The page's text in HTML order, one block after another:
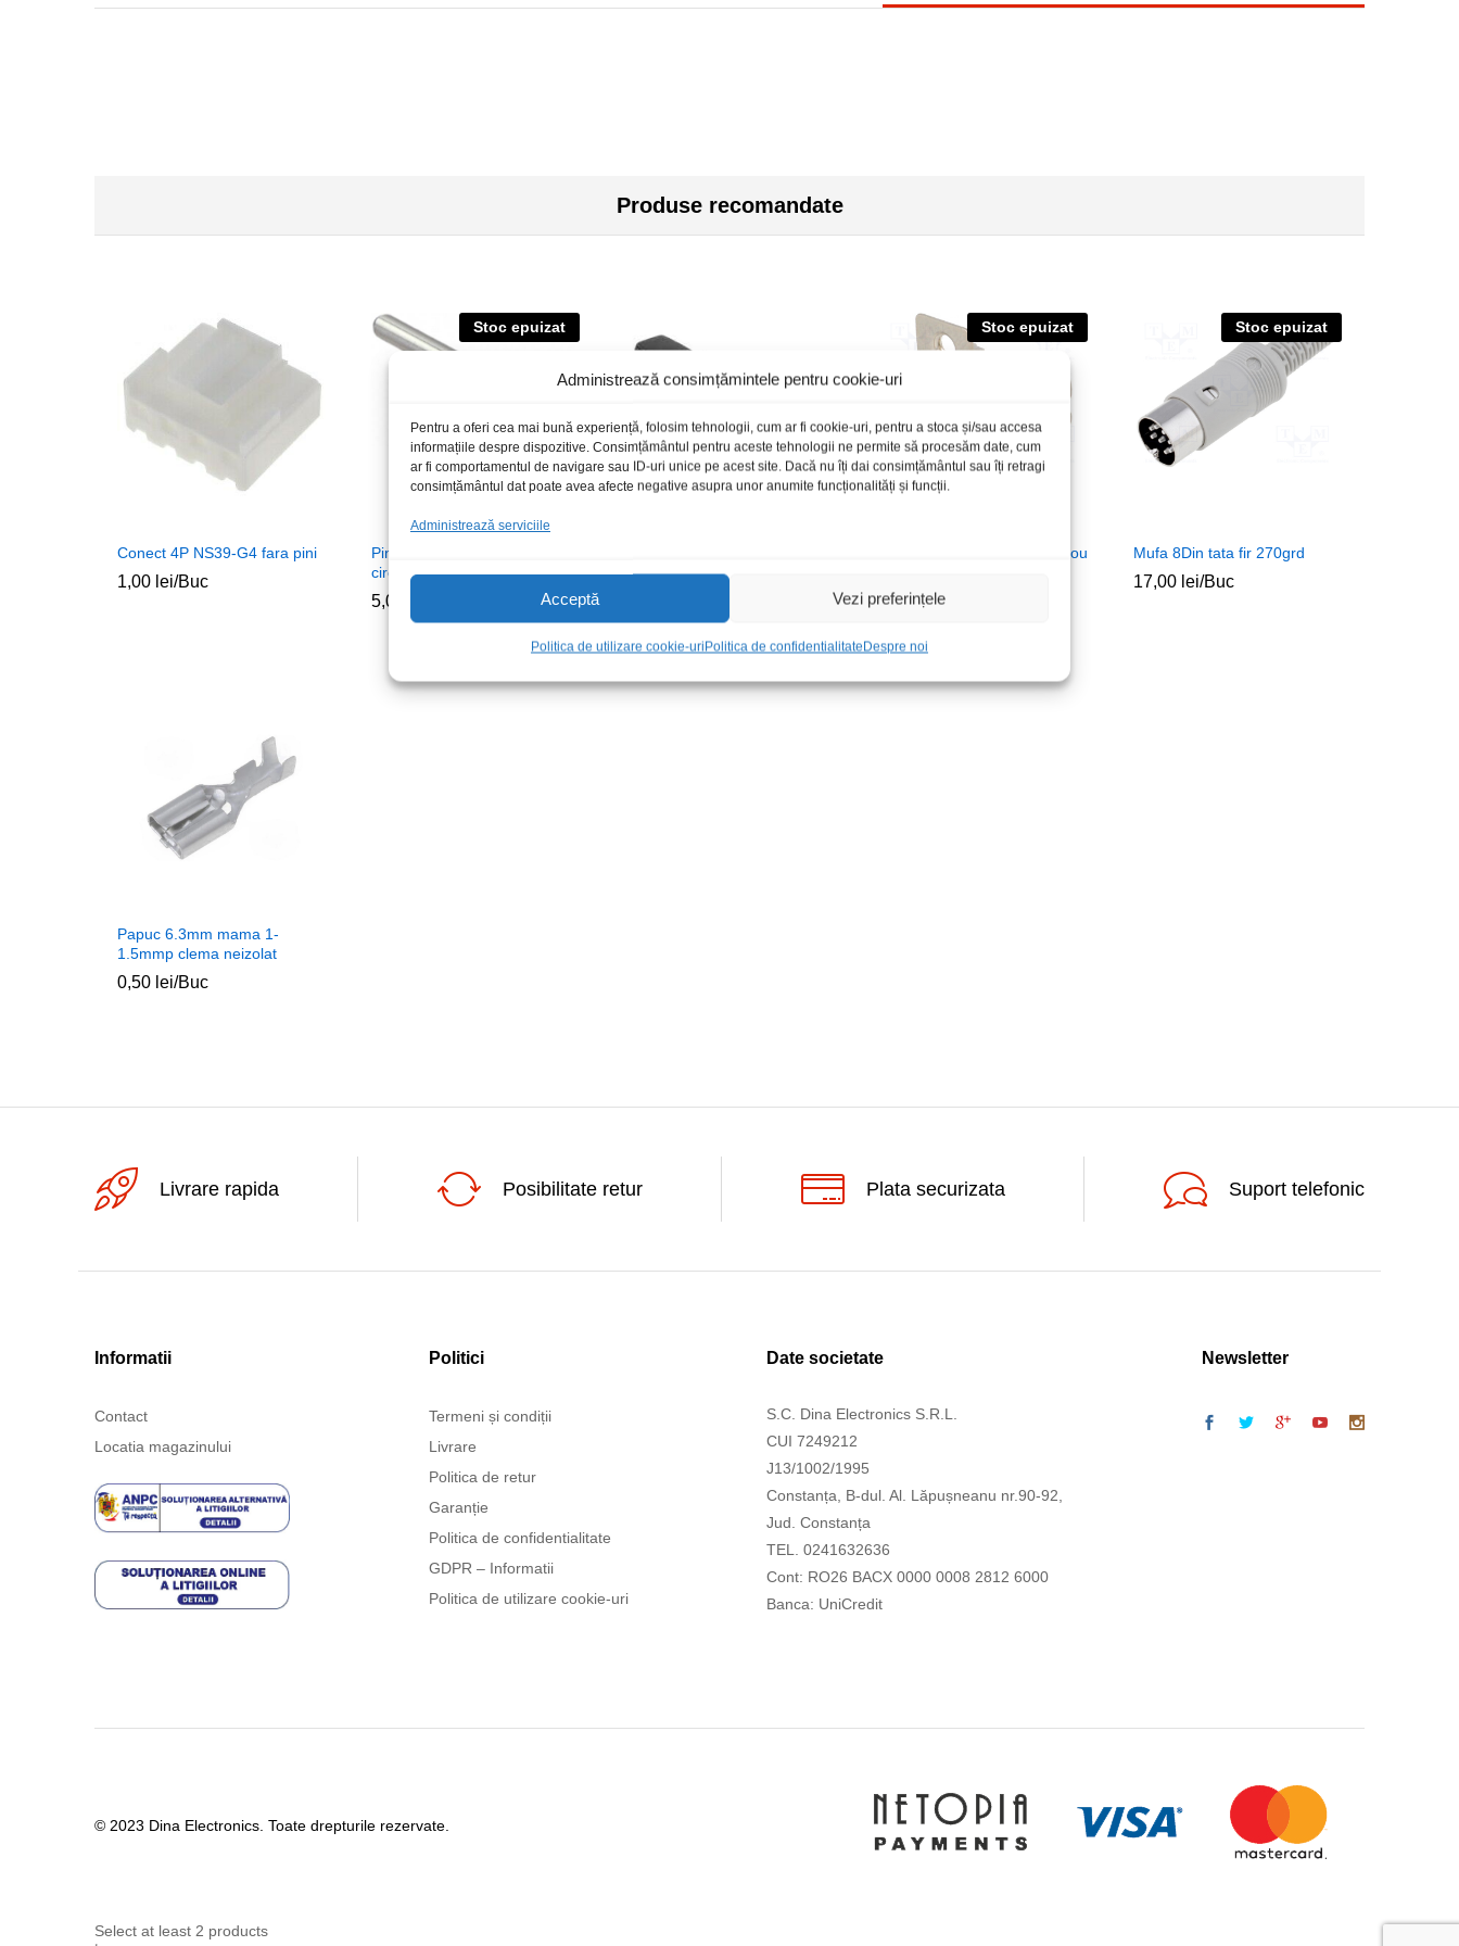
Administrează consimțămintele pentru cookie-uri
Pentru a oferi cea mai bună experiență, folosim tehnologii, cum ar fi cookie-uri, pentru a stoca și/sau accesa
informațiile despre dispozitive. Consimțământul pentru aceste tehnologii ne permite să procesăm date, cum
ar fi comportamentul de navigare sau ID-uri unice pe acest site. Dacă nu îți dai consimțământul sau îți retragi
consimțământul dat poate avea afecte negative asupra unor anumite funcționalități și funcții.
Administrează serviciile
Acceptă Vezi preferințele
Politica de utilizare cookie-uriPolitica de confidentialitateDespre noi
Produse recomandate
Conect 4P NS39-G4 fara pini
1,00 lei/Buc
Stoc epuizat
Pin Harting 09330006104 tata
circular
5,00
Stoc epuizat
Mufa HDMI mama PCB panou
9,00lei/Buc
Stoc epuizat
Mufa 8Din tata fir 270grd
17,00 lei/Buc
Papuc 6.3mm mama 1-
1.5mmp clema neizolat
0,50 lei/Buc
Livrare rapida Posibilitate retur Plata securizata Suport telefonic
Informatii
Contact
Locatia magazinului
Politici
Termeni și condiții
Livrare
Politica de retur
Garanție
Politica de confidentialitate
GDPR – Informatii
Politica de utilizare cookie-uri
Date societate
S.C. Dina Electronics S.R.L.
CUI 7249212
J13/1002/1995
Constanța, B-dul. Al. Lăpușneanu nr.90-92,
Jud. Constanța
TEL. 0241632636
Cont: RO26 BACX 0000 0008 2812 6000
Banca: UniCredit
Newsletter
© 2023 Dina Electronics. Toate drepturile rezervate.
Select at least 2 products